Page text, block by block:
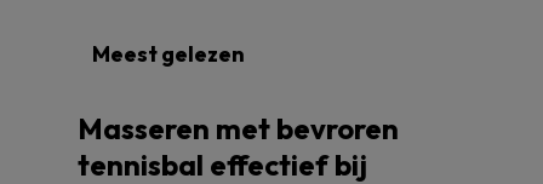
Meest gelezen
Masseren met bevroren
tennisbal effectief bij